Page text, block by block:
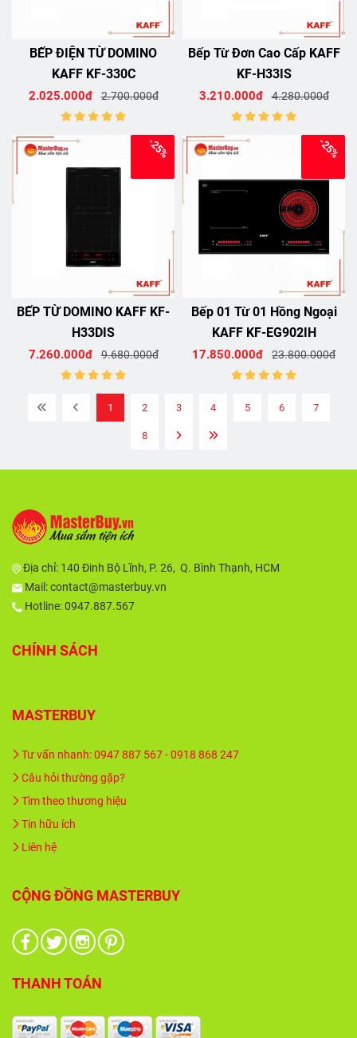
BẾP ĐIỆN TỪ DOMINO
KAFF KF-330C
2.025.000đ 2.700.000đ
Bếp Từ Đơn Cao Cấp KAFF
KF-H33IS
3.210.000đ 4.280.000đ
BẾP TỪ DOMINO KAFF KF-
H33DIS
7.260.000đ 9.680.000đ
-25%
Bếp 01 Từ 01 Hồng Ngoại
KAFF KF-EG902IH
17.850.000đ 23.800.000đ
-25%
1 2 3 4 5 6 7
8
Địa chỉ: 140 Đinh Bộ Lĩnh, P. 26, Q. Bình Thạnh, HCM
Mail:contact@masterbuy.vn
Hotline: 0947.887.567
CHÍNH SÁCH
MASTERBUY
Tư vấn nhanh: 0947 887 567 - 0918 868 247
Câu hỏi thường gặp?
Tìm theo thương hiệu
Tin hữu ích
Liên hệ
CỘNG ĐỒNG MASTERBUY
THANH TOÁN